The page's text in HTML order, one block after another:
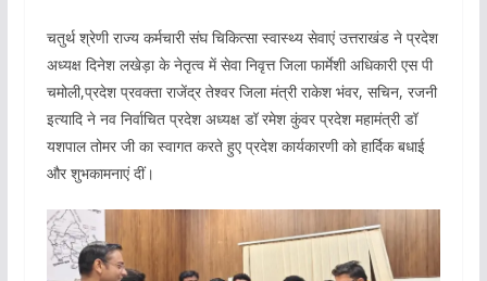
चतुर्थ श्रेणी राज्य कर्मचारी संघ चिकित्सा स्वास्थ्य सेवाएं उत्तराखंड ने प्रदेश
अध्यक्ष दिनेश लखेड़ा के नेतृत्व में सेवा निवृत्त जिला फार्मेशी अधिकारी एस पी
चमोली,प्रदेश प्रवक्ता राजेंद्र तेश्वर जिला मंत्री राकेश भंवर, सचिन, रजनी
इत्यादि ने नव निर्वाचित प्रदेश अध्यक्ष डॉ रमेश कुंवर प्रदेश महामंत्री डॉ
यशपाल तोमर जी का स्वागत करते हुए प्रदेश कार्यकारणी को हार्दिक बधाई
और शुभकामनाएं दीं।